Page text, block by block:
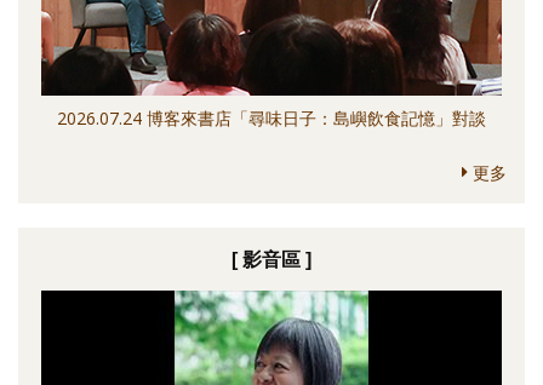
2026.07.24 博客來書店「尋味日子：島嶼飲食記憶」對談
更多
[ 影音區 ]